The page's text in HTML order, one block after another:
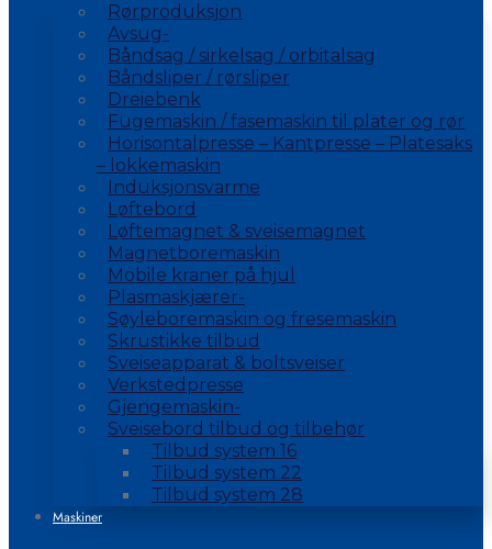
Rørproduksjon
Avsug-
Båndsag / sirkelsag / orbitalsag
Båndsliper / rørsliper
Dreiebenk
Fugemaskin / fasemaskin til plater og rør
Horisontalpresse – Kantpresse – Platesaks
– lokkemaskin
Induksjonsvarme
Løftebord
Løftemagnet & sveisemagnet
Magnetboremaskin
Mobile kraner på hjul
Plasmaskjærer-
Søyleboremaskin og fresemaskin
Skrustikke tilbud
Sveiseapparat & boltsveiser
Verkstedpresse
Gjengemaskin-
Sveisebord tilbud og tilbehør
Tilbud system 16
Tilbud system 22
Tilbud system 28
Maskiner